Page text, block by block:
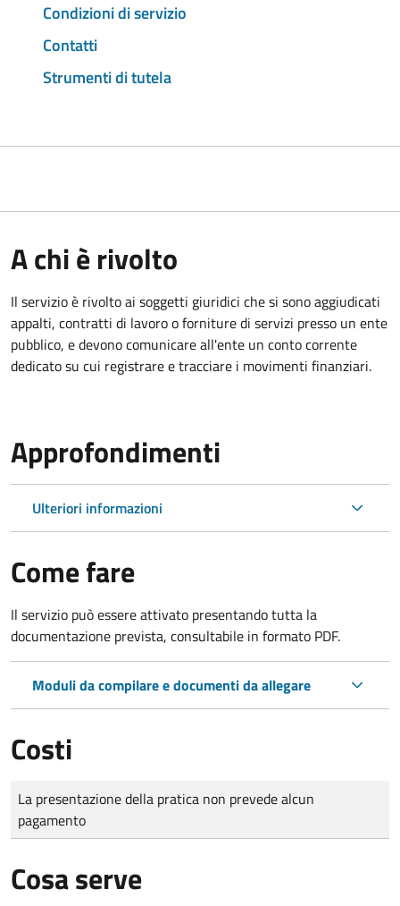
Condizioni di servizio
Contatti
Strumenti di tutela
A chi è rivolto
Il servizio è rivolto ai soggetti giuridici che si sono aggiudicati
appalti, contratti di lavoro o forniture di servizi presso un ente
pubblico, e devono comunicare all'ente un conto corrente
dedicato su cui registrare e tracciare i movimenti finanziari.
Approfondimenti
Ulteriori informazioni
Come fare
Il servizio può essere attivato presentando tutta la
documentazione prevista, consultabile in formato PDF.
Moduli da compilare e documenti da allegare
Costi
Tipo di pagamento
Importo
La presentazione della pratica non prevede alcun
pagamento
Cosa serve